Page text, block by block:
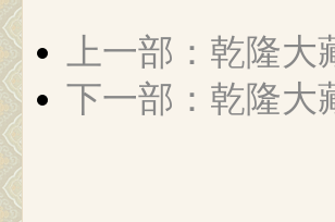
上一部：乾隆
下一部：乾隆大